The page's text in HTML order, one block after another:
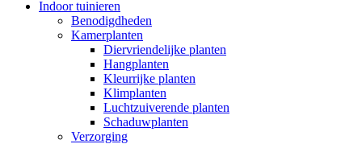
Indoor tuinieren
Benodigdheden
Kamerplanten
Diervriendelijke planten
Hangplanten
Kleurrijke planten
Klimplanten
Luchtzuiverende planten
Schaduwplanten
Verzorging